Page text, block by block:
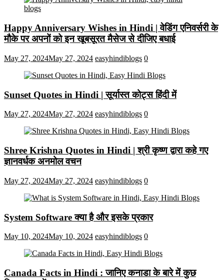
Happy Anniversary Wishes in Hindi | वेडिंग एनिवर्सरी के
मौके पर अपनों को इन खूबसूरत मैसेज से दीजिए बधाई
May 27, 2024May 27, 2024 easyhindiblogs 0
Sunset Quotes in Hindi | सूर्यास्त कोट्स हिंदी में
May 27, 2024May 27, 2024 easyhindiblogs 0
Shree Krishna Quotes in Hindi | श्री कृष्ण द्वारा कहे गए
ज्ञानवर्धक अनमोल वचन
May 27, 2024May 27, 2024 easyhindiblogs 0
System Software क्या है और इसके प्रकार
May 10, 2024May 10, 2024 easyhindiblogs 0
Canada Facts in Hindi : जानिए कनाडा के बारे में कुछ